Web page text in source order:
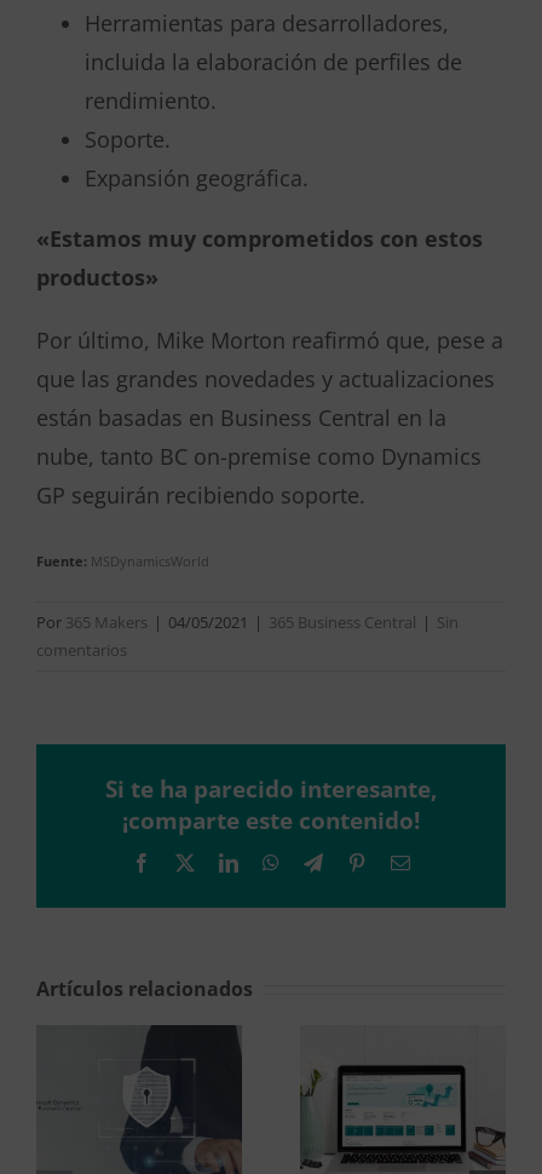
Herramientas para desarrolladores,
incluida la elaboración de perfiles de
rendimiento.
Soporte.
Expansión geográfica.
«Estamos muy comprometidos con estos
productos»
Por último, Mike Morton reafirmó que, pese a
que las grandes novedades y actualizaciones
están basadas en Business Central en la
nube, tanto BC on-premise como Dynamics
GP seguirán recibiendo soporte.
Fuente: MSDynamicsWorld
Por 365 Makers | 04/05/2021 | 365 Business Central | Sin
comentarios
Si te ha parecido interesante,
¡comparte este contenido!
Facebook LinkedInWhatsApp
TelegramPinterestCorreo
Artículos relacionados